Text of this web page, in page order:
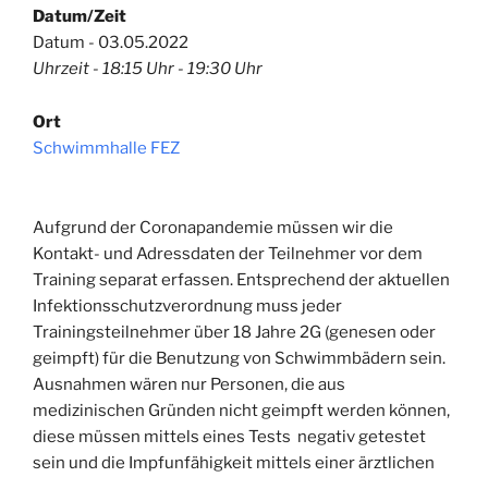
Datum/Zeit
Datum - 03.05.2022
Uhrzeit - 18:15 Uhr - 19:30 Uhr
Ort
Schwimmhalle FEZ
Aufgrund der Coronapandemie müssen wir die
Kontakt- und Adressdaten der Teilnehmer vor dem
Training separat erfassen. Entsprechend der aktuellen
Infektionsschutzverordnung muss jeder
Trainingsteilnehmer über 18 Jahre 2G (genesen oder
geimpft) für die Benutzung von Schwimmbädern sein.
Ausnahmen wären nur Personen, die aus
medizinischen Gründen nicht geimpft werden können,
diese müssen mittels eines Tests negativ getestet
sein und die Impfunfähigkeit mittels einer ärztlichen